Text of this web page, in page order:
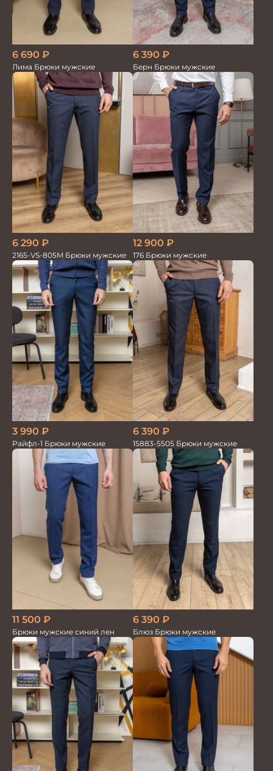
6 690 ₽
Лима Брюки мужские
6 390 ₽
Берн Брюки мужские
6 290 ₽
2165-VS-805M Брюки мужские
12 900 ₽
176 Брюки мужские
3 990 ₽
Райфл-1 Брюки мужские
6 390 ₽
15883-5505 Брюки мужские
11 500 ₽
Брюки мужские синий лен
6 390 ₽
Блюз Брюки мужские